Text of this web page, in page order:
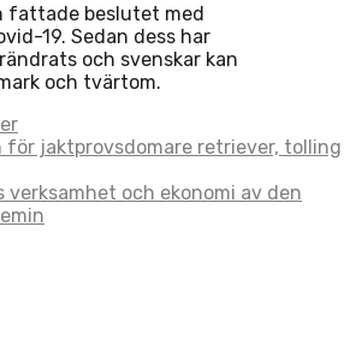
fattade beslutet med
19. Sedan dess har
och svenskar kan
och tvärtom.
för jaktprovsdomare retriever, tolling
verksamhet och ekonomi av den